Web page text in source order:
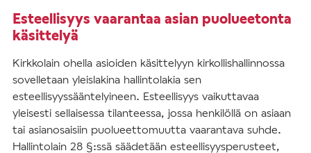
Esteellisyys vaarantaa asian puolueetonta
käsittelyä
Kirkkolain ohella asioiden käsittelyyn kirkollishallinnossa
sovelletaan yleislakina hallintolakia sen
esteellisyyssääntelyineen. Esteellisyys vaikuttavaa
yleisesti sellaisessa tilanteessa, jossa henkilöllä on asiaan
tai asianosaisiin puolueettomuutta vaarantava suhde.
Hallintolain 28 §:ssä säädetään esteellisyysperusteet,